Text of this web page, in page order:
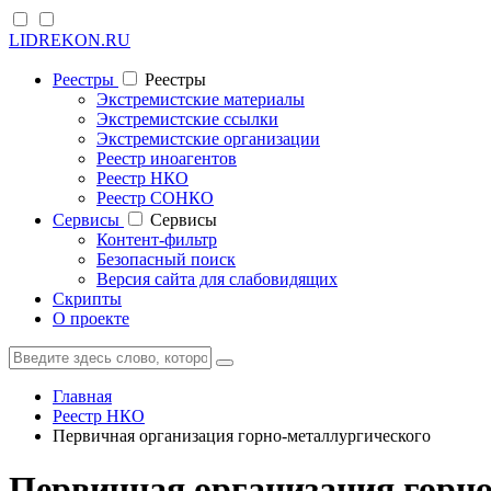
LIDREKON.RU
Реестры
Реестры
Экстремистские материалы
Экстремистские ссылки
Экстремистские организации
Реестр иноагентов
Реестр НКО
Реестр СОНКО
Cервисы
Cервисы
Контент-фильтр
Безопасный поиск
Версия сайта для слабовидящих
Скрипты
О проекте
Главная
Реестр НКО
Первичная организация горно-металлургического